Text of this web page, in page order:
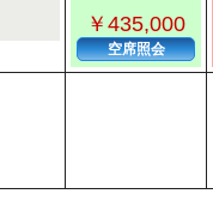
￥435,000
空席照会